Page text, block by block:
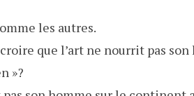
les autres.
que l’art ne nourrit pas
»?